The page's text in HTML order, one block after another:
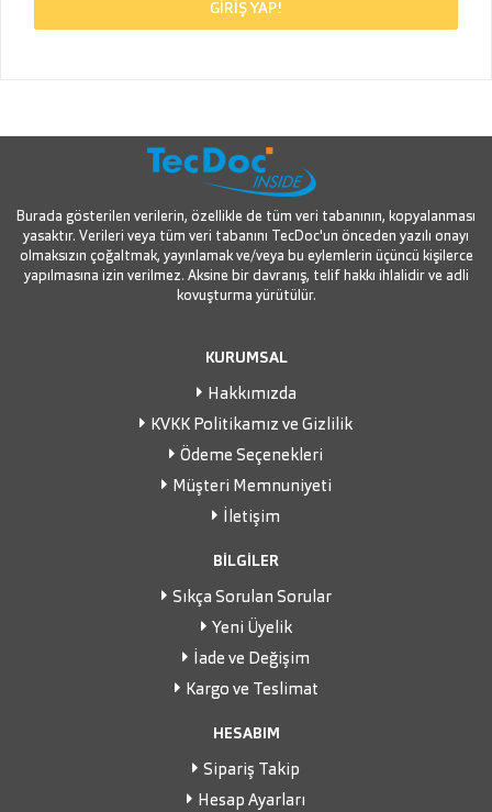
GİRİŞ YAP!
Burada gösterilen verilerin, özellikle de tüm veri tabanının, kopyalanması
yasaktır. Verileri veya tüm veri tabanını TecDoc'un önceden yazılı onayı
olmaksızın çoğaltmak, yayınlamak ve/veya bu eylemlerin üçüncü kişilerce
yapılmasına izin verilmez. Aksine bir davranış, telif hakkı ihlalidir ve adli
kovuşturma yürütülür.
KURUMSAL
Hakkımızda
KVKK Politikamız ve Gizlilik
Ödeme Seçenekleri
Müşteri Memnuniyeti
İletişim
BİLGİLER
Sıkça Sorulan Sorular
Yeni Üyelik
İade ve Değişim
Kargo ve Teslimat
HESABIM
Sipariş Takip
Hesap Ayarları